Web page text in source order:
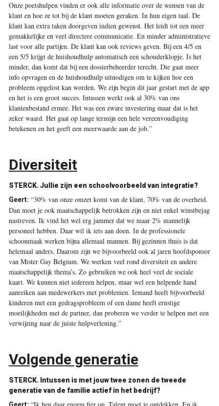
Onze poetshulpen vinden er ook alle informatie over de wensen van de
klant en hoe ze tot bij de klant moeten geraken. In hun eigen taal. De
klant kan extra taken doorgeven indien gewenst. Het leidt tot een meer
gemakkelijke en veel directere communicatie. En minder administratieve
last voor alle partijen. De klant kan ook reviews geven. Bij een 4/5 en
een 5/5 krijgt de huishoudhulp automatisch een schouderklopje. Is het
minder, dan komt dat bij een dossierbeheerder terecht. Die gaat meer
info opvragen en de huishoudhulp uitnodigen om te kijken hoe een
probleem opgelost kan worden. We zijn begin dit jaar gestart met de app
en het is een groot succes. Intussen werkt ook al 30% van ons
klantenbestand ermee. Het was een zware investering maar dat is het
zeker waard. Het gaat op lange termijn een hele vereenvoudiging
betekenen en het geeft een meerwaarde aan de job.”
Diversiteit
STERCK. Jullie zijn een schoolvoorbeeld van integratie?
Geert: “30% van onze omzet komt van de klant, 70% van de overheid.
Dan moet je ook maatschappelijk betrokken zijn en niet enkel winstbejag
nastreven. Ik vind het wel erg jammer dat we maar 2% mannelijk
personeel hebben. Daar wil ik iets aan doen. In de professionele
schoonmaak werken bijna allemaal mannen. Bij gezinnen thuis is dat
helemaal anders. Daarom zijn we bijvoorbeeld ook al jaren hoofdsponsor
van Mister Gay Belgium. We werken veel rond diversiteit en andere
maatschappelijk thema’s. Zo gebruiken we ook heel veel de sociale
kaart. We kunnen niet iedereen helpen, maar wel een helpende hand
aanreiken aan medewerkers met problemen. Iemand heeft bijvoorbeeld
kinderen met een gedragsprobleem of een dame heeft ernstige
moeilijkheden met de partner, dan proberen we verder te helpen met een
verwijzing naar de juiste hulpverlening.”
Volgende generatie
STERCK. Intussen is met jouw twee zonen de tweede
generatie van de familie actief in het bedrijf?